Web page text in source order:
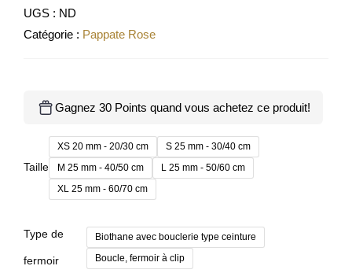
UGS : ND
Catégorie : Pappate Rose
Gagnez 30 Points quand vous achetez ce produit!
Taille
XS 20 mm - 20/30 cm
S 25 mm - 30/40 cm
M 25 mm - 40/50 cm
L 25 mm - 50/60 cm
XL 25 mm - 60/70 cm
Type de
fermoir
Biothane avec bouclerie type ceinture
Boucle, fermoir à clip